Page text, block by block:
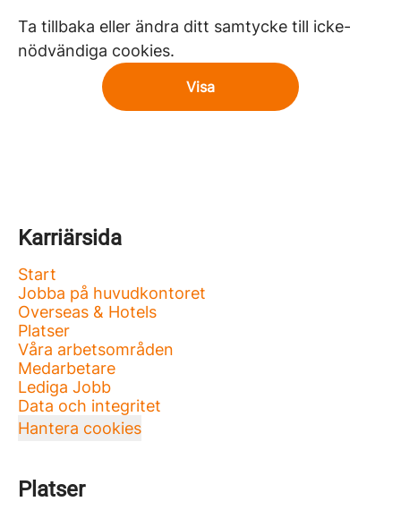
Ta tillbaka eller ändra ditt samtycke till icke-
nödvändiga cookies.
Visa
Karriärsida
Start
Jobba på huvudkontoret
Overseas & Hotels
Platser
Våra arbetsområden
Medarbetare
Lediga Jobb
Data och integritet
Hantera cookies
Platser